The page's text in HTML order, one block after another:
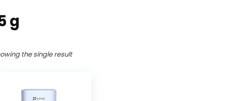
g
the single result